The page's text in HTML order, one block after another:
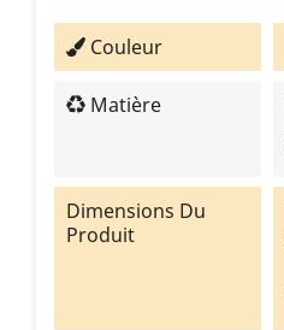
Couleur
Matière
Dimensions Du
Produit